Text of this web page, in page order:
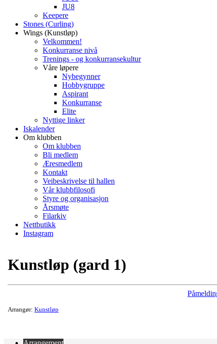
JU8
Keepere
Stones (Curling)
Wings (Kunstløp)
Velkommen!
Konkurranse nivå
Trenings - og konkurransekultur
Våre løpere
Nybegynner
Hobbygruppe
Aspirant
Konkurranse
Elite
Nyttige linker
Iskalender
Om klubben
Om klubben
Bli medlem
Æresmedlem
Kontakt
Veibeskrivelse til hallen
Vår klubbfilosofi
Styre og organisasjon
Årsmøte
Filarkiv
Nettbutikk
Instagram
Kunstløp (gard 1)
Arrangør: Kunstløp